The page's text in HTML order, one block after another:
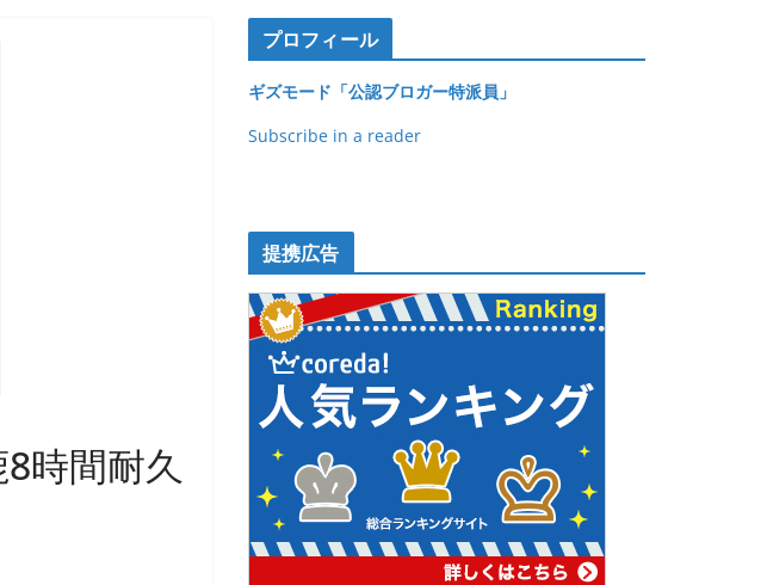
時間耐久
プロフィール
ギズモード「公認ブロガー特派員」
Subscribe in a reader
提携広告